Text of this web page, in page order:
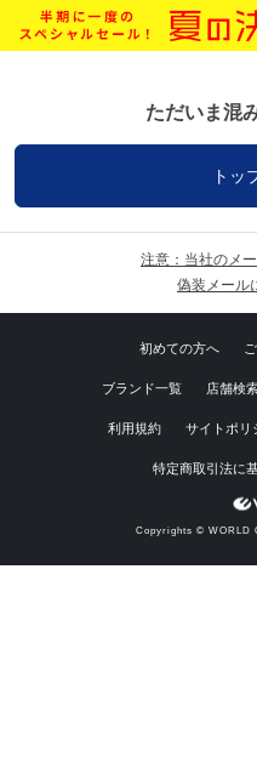
ただいま混
トッ
注意：当社のメ
偽装メール
初めての方へ
ブランド一覧 店舗検
利用規約 サイトポリ
特定商取引法に
Copyrights © WORLD